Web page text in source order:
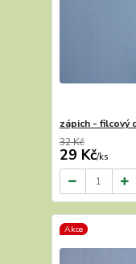
zápich - filcový
32 Kč
29 Kč/ks
Akce